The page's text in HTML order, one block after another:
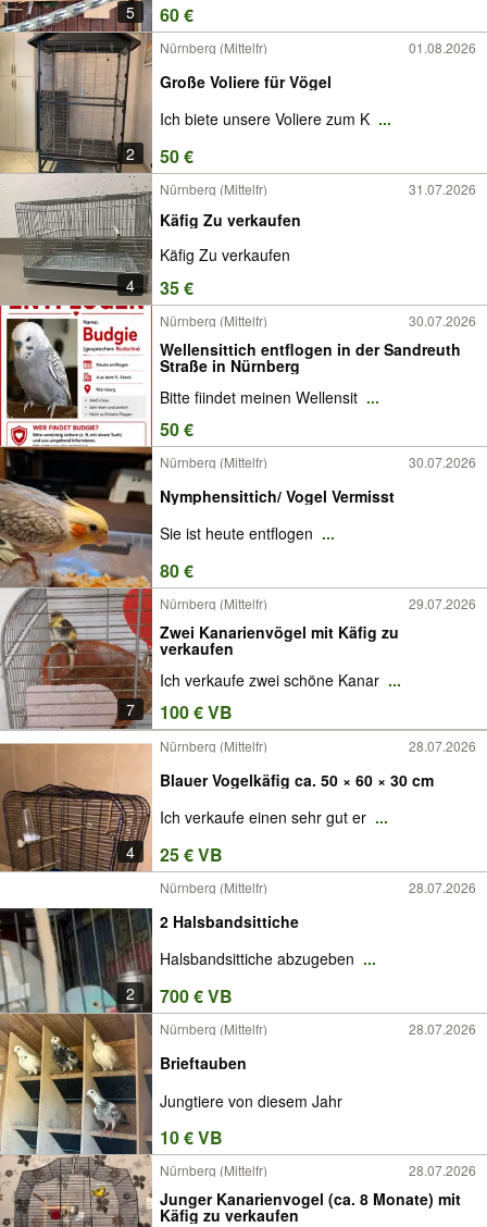
5 60 €
2
Nürnberg (Mittelfr) 01.08.2026
Große Voliere für Vögel
Ich biete unsere Voliere zum K ...
50 €
4
Nürnberg (Mittelfr) 31.07.2026
Käfig Zu verkaufen
Käfig Zu verkaufen
35 €
Nürnberg (Mittelfr) 30.07.2026
Wellensittich entflogen in der Sandreuth
Straße in Nürnberg
Bitte fiindet meinen Wellensit ...
50 €
Nürnberg (Mittelfr) 30.07.2026
Nymphensittich/ Vogel Vermisst
Sie ist heute entflogen ...
80 €
7
Nürnberg (Mittelfr) 29.07.2026
Zwei Kanarienvögel mit Käfig zu
verkaufen
Ich verkaufe zwei schöne Kanar ...
100 € VB
4
Nürnberg (Mittelfr) 28.07.2026
Blauer Vogelkäfig ca. 50 × 60 × 30 cm
Ich verkaufe einen sehr gut er ...
25 € VB
2
Nürnberg (Mittelfr) 28.07.2026
2 Halsbandsittiche
Halsbandsittiche abzugeben ...
700 € VB
Nürnberg (Mittelfr) 28.07.2026
Brieftauben
Jungtiere von diesem Jahr
10 € VB
Nürnberg (Mittelfr) 28.07.2026
Junger Kanarienvogel (ca. 8 Monate) mit
Käfig zu verkaufen